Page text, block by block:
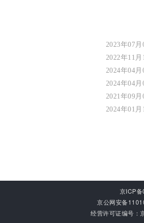
2023年07
2022年11
2024年04
2024年04
2021年09
2024年01
京ICP
京公网安备
经营许可证编号：